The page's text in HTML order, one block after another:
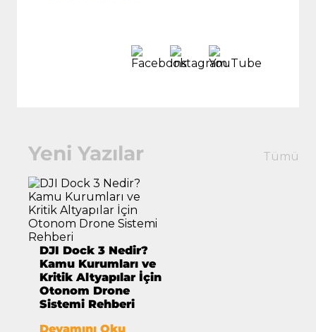
Yeni Yazılar Tümü
DJI Dock 3 Nedir?
Kamu Kurumları ve
Kritik Altyapılar İçin
Otonom Drone
Sistemi Rehberi
Devamını Oku